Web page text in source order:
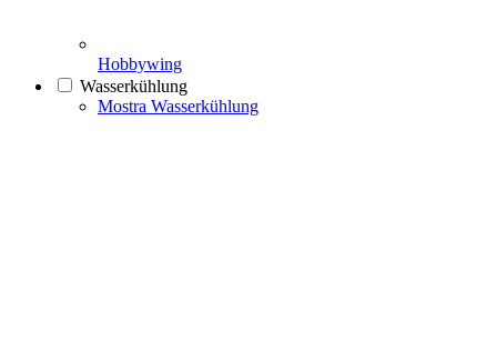
Hobbywing
Wasserkühlung
Mostra Wasserkühlung